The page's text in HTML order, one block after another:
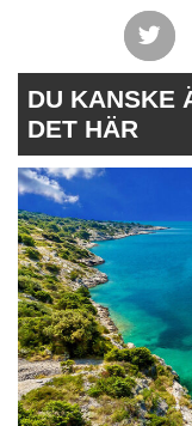
DU KANSKE
DET HÄR